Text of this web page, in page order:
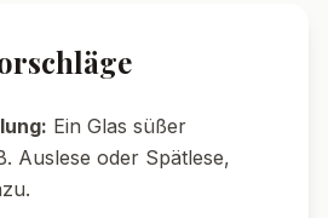
Ein Glas süßer
Auslese oder Spätlese,